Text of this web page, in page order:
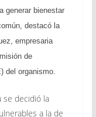
generar bienestar
destacó la
empresaria
de
del organismo.
se decidió la
a la de